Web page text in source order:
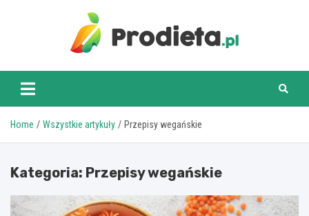
prodieta.pl
Home Wszystkie artykuły Przepisy wegańskie
Kategoria: Przepisy wegańskie